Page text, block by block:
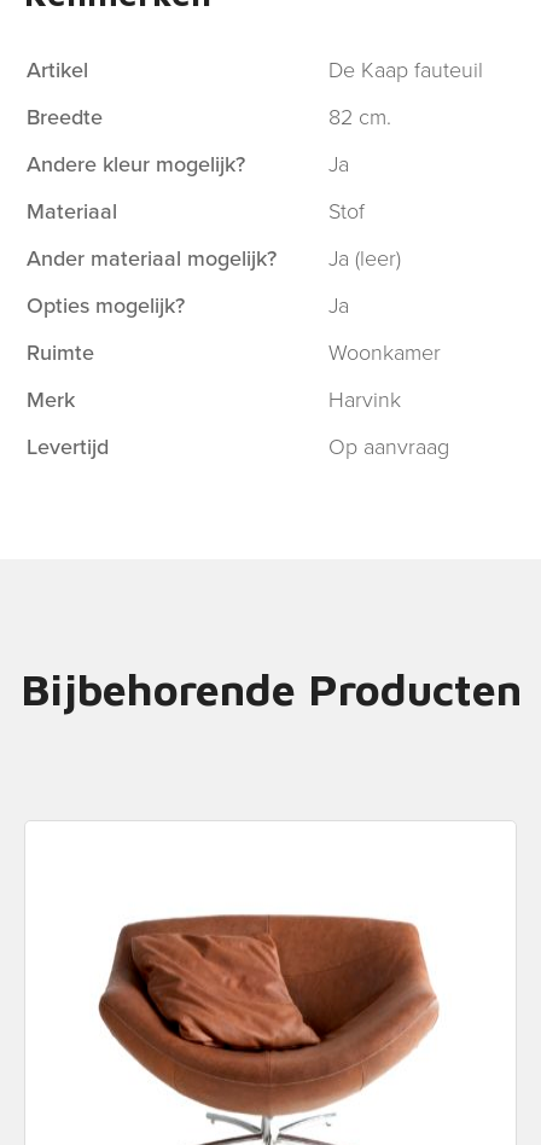
Artikel
De Kaap fauteuil
Breedte
82 cm.
Andere kleur mogelijk?
Ja
Materiaal
Stof
Ander materiaal mogelijk?
Ja (leer)
Opties mogelijk?
Ja
Ruimte
Woonkamer
Merk
Harvink
Levertijd
Op aanvraag
Bijbehorende Producten